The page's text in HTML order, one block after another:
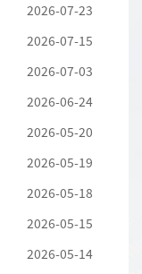
2026-07-23
2026-07-15
2026-07-03
2026-06-24
2026-05-20
2026-05-19
2026-05-18
2026-05-15
2026-05-14